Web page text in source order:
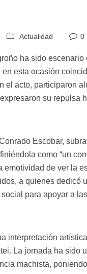
Actualidad 0
ha sido
esta ocasión
el acto, participaron
su repulsa
Escobar,
como “un
emotividad de ver la
a quienes dedicó
para apoyar a
interpretación
La jornada ha sido
machista,